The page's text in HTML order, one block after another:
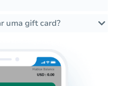
uma gift card?